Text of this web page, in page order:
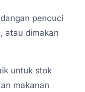
pencuci
atau dimakan
untuk stok
makanan